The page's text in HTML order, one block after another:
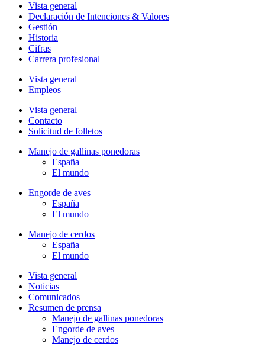
Vista general
Declaración de Intenciones & Valores
Gestión
Historia
Cifras
Carrera profesional
Vista general
Empleos
Vista general
Contacto
Solicitud de folletos
Manejo de gallinas ponedoras
España
El mundo
Engorde de aves
España
El mundo
Manejo de cerdos
España
El mundo
Vista general
Noticias
Comunicados
Resumen de prensa
Manejo de gallinas ponedoras
Engorde de aves
Manejo de cerdos